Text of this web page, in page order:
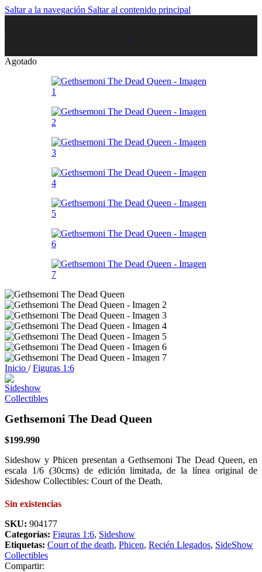
Saltar a la navegación Saltar al contenido principal
Agotado
Inicio / Figuras 1:6
Gethsemoni The Dead Queen
$199.990
Sideshow y Phicen presentan a Gethsemoni The Dead Queen, en
escala 1/6 (30cms) de edición limitada, de la línea original de
Sideshow Collectibles: Court of the Death.
Sin existencias
SKU: 904177
Categorías: Figuras 1:6, Sideshow
Etiquetas: Court of the death, Phicen, Recién Llegados, SideShow
Collectibles
Compartir: